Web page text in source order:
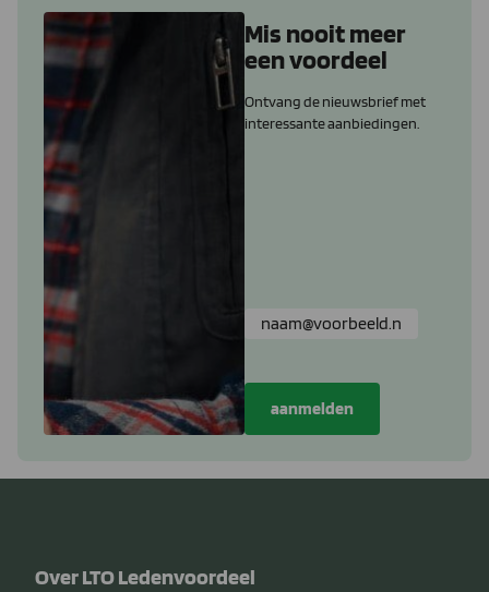
Mis nooit meer
een voordeel
Ontvang de nieuwsbrief met
interessante aanbiedingen.
Over LTO Ledenvoordeel